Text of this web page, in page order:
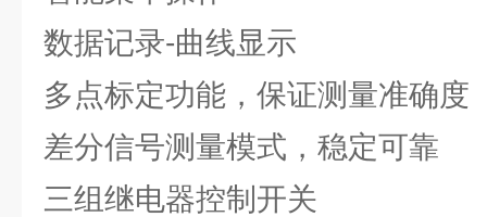
数据记录-曲线显示
多点标定功能，保证测量准确度
差分信号测量模式，稳定可靠
三组继电器控制开关